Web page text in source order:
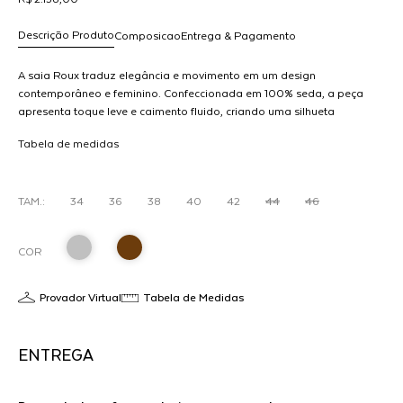
Composicao
Descrição Produto Entrega & Pagamento
A saia Roux traduz elegância e movimento em um design
contemporâneo e feminino. Confeccionada em 100% seda, a peça
apresenta toque leve e caimento fluido, criando uma silhueta
adicionam profundidade e informação de moda ao design,
refinadas e composições minimalistas, adaptando-se a diferentes
valoriza acabamento, fluidez e identidade no vestir.
Tabela de medidas
TAM.: 34 36 38 40 42 44 46
COR
Provador Virtual Tabela de Medidas
ENTREGA